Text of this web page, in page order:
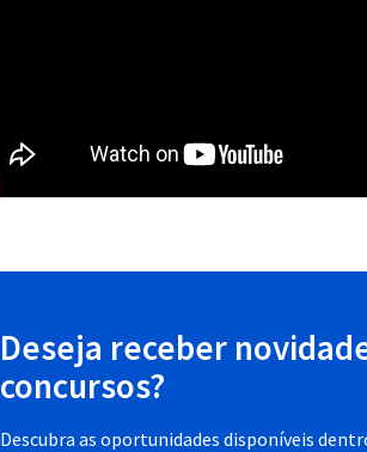
Deseja receber
concursos?
Descubra as oportunidades disponíveis